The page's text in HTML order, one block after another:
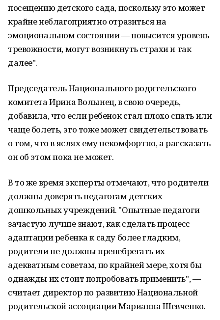
посещению детского сада, поскольку это может
крайне неблагоприятно отразиться на
эмоциональном состоянии — повысится уровень
тревожности, могут возникнуть страхи и так
далее".
Председатель Национального родительского
комитета Ирина Волынец, в свою очередь,
добавила, что если ребенок стал плохо спать или
чаще болеть, это тоже может свидетельствовать
о том, что в яслях ему некомфортно, а рассказать
он об этом пока не может.
В то же время эксперты отмечают, что родители
должны доверять педагогам детских
дошкольных учреждений. "Опытные педагоги
зачастую лучше знают, как сделать процесс
адаптации ребенка к саду более гладким,
родители не должны пренебрегать их
адекватным советам, по крайней мере, хотя бы
однажды их стоит попробовать применить", —
считает директор по развитию Национальной
родительской ассоциации Марианна Шевченко.